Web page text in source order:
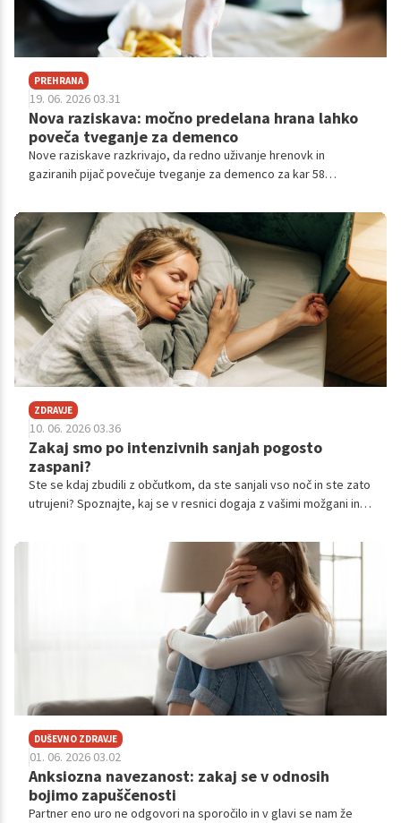
PREHRANA
19. 06. 2026 03.31
Nova raziskava: močno predelana hrana lahko
poveča tveganje za demenco
Nove raziskave razkrivajo, da redno uživanje hrenovk in
gaziranih pijač povečuje tveganje za demenco za kar 58
ZDRAVJE
10. 06. 2026 03.36
Zakaj smo po intenzivnih sanjah pogosto
zaspani?
Ste se kdaj zbudili z občutkom, da ste sanjali vso noč in ste zato
utrujeni? Spoznajte, kaj se v resnici dogaja z vašimi možgani in
DUŠEVNO ZDRAVJE
01. 06. 2026 03.02
Anksiozna navezanost: zakaj se v odnosih
bojimo zapuščenosti
Partner eno uro ne odgovori na sporočilo in v glavi se nam že